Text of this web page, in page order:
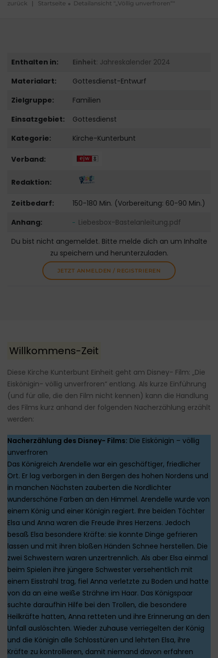
zurück | Startseite Detailansicht "„Völlig unverfroren“"
Enthalten in: Einheit: Jahreskalender 2024
Materialart:
Gottesdienst-Entwurf
Zielgruppe:
Familien
Einsatzgebiet:
Gottesdienst
Kategorie:
Kirche-Kunterbunt
Verband:
Redaktion:
Zeitbedarf:
150-180 Min. (Vorbereitung: 60-90 Min.)
Anhang:
Liebesbox-Bastelanleitung.pdf
Du bist nicht angemeldet. Bitte melde dich an um Inhalte
zu speichern und herunterzuladen.
JETZT ANMELDEN / REGISTRIEREN
Willkommens-Zeit
Diese Kirche Kunterbunt Einheit geht am Disney- Film: „Die
Eiskönigin- völlig unverfroren“ entlang. Als kurze Einführung
(und für alle, die den Film nicht kennen) kann die Handlung
des Films kurz anhand der folgenden Nacherzählung erzählt
werden:
Nacherzählung des Disney- Films: Die Eiskönigin – völlig
unverfroren
Das Königreich Arendelle war ein geschäftiger, friedlicher
Ort. Er lag verborgen in den Bergen des hohen Nordens und
in manchen Nächsten zauberten die Nordlichter
wunderschöne Farben an den Himmel. Arendelle wurde von
einem König und einer Königin regiert. Ihre beiden Töchter
Elsa und Anna waren die Freude ihres Herzens. Jedoch
besaß Elsa besondere Kräfte: sie konnte Dinge gefrieren
lassen und mit ihren bloßen Händen Schnee herstellen. Die
zwei Schwestern waren unzertrennlich. Als aber Elsa einmal
beim Spielen ihre jüngere Schwester versehentlich mit
einem Eisstrahl trag, fiel Anna verletzte zu Boden und hatte
von da an eine weiße Strähne im Haar. Das Königspaar
suchte daraufhin Hilfe bei den Trollen, die besondere
Heilkräfte hatten, Anna retteten und ihre Erinnerung an den
Unfall auslöschten. Wieder zuhause verriegelten der König
und die Königin alle Schlosstüren und lehrten Elsa, ihre
Kräfte zu kontrollieren, damit niemand davon erfahren